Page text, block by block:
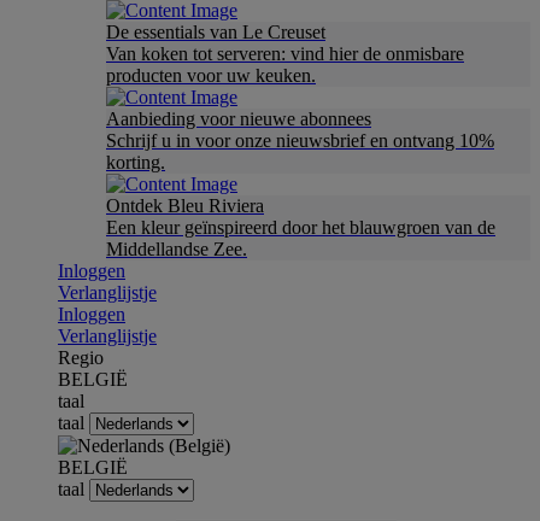
De essentials van Le Creuset
Van koken tot serveren: vind hier de onmisbare
producten voor uw keuken.
Aanbieding voor nieuwe abonnees
Schrijf u in voor onze nieuwsbrief en ontvang 10%
korting.
Ontdek Bleu Riviera
Een kleur geïnspireerd door het blauwgroen van de
Middellandse Zee.
Inloggen
Verlanglijstje
Inloggen
Verlanglijstje
Regio
BELGIË
taal
taal
BELGIË
taal